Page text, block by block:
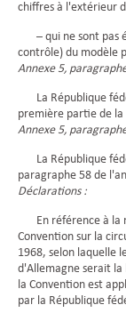
chiffres à l'extérieur
– qui ne sont pas
contrôle) du modèle
Annexe 5,
La République
première partie de la
Annexe 5,
La République
paragraphe 58 de
Déclarations :
En référence à la
Convention sur la
1968, selon laquelle
d'Allemagne serait
la Convention est
par la République